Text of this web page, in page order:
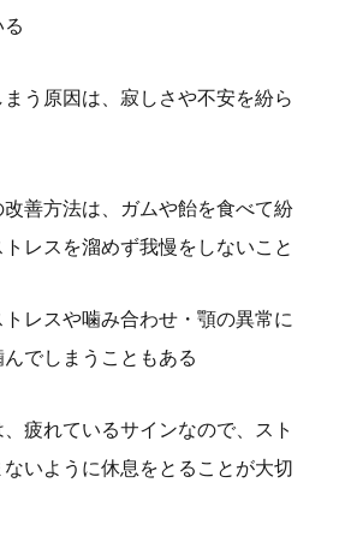
う原因は、寂しさや不安を紛ら
善方法は、ガムや飴を食べて紛
レスを溜めず我慢をしないこと
レスや噛み合わせ・顎の異常に
でしまうこともある
疲れているサインなので、スト
いように休息をとることが大切